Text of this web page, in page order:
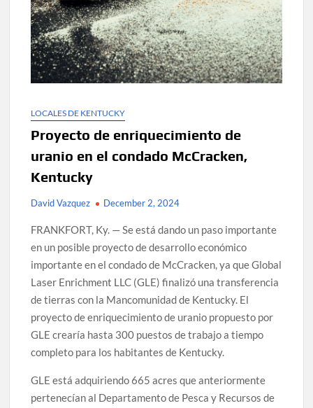
LOCALES DE KENTUCKY
Proyecto de enriquecimiento de
uranio en el condado McCracken,
Kentucky
David Vazquez December 2, 2024
FRANKFORT, Ky. — Se está dando un paso importante
en un posible proyecto de desarrollo económico
importante en el condado de McCracken, ya que Global
Laser Enrichment LLC (GLE) finalizó una transferencia
de tierras con la Mancomunidad de Kentucky. El
proyecto de enriquecimiento de uranio propuesto por
GLE crearía hasta 300 puestos de trabajo a tiempo
completo para los habitantes de Kentucky.
GLE está adquiriendo 665 acres que anteriormente
pertenecían al Departamento de Pesca y Recursos de